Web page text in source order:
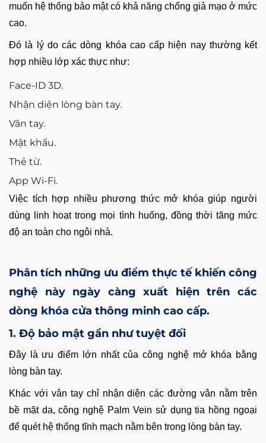
muốn hệ thống bảo mật có khả năng chống giả mạo ở mức
cao.
Đó là lý do các dòng khóa cao cấp hiện nay thường kết
hợp nhiều lớp xác thực như:
Face-ID 3D.
Nhận diện lòng bàn tay.
Vân tay.
Mật khẩu.
Thẻ từ.
App Wi-Fi.
Việc tích hợp nhiều phương thức mở khóa giúp người
dùng linh hoạt trong mọi tình huống, đồng thời tăng mức
độ an toàn cho ngôi nhà.
Phân tích những ưu điểm thực tế khiến công
nghệ này ngày càng xuất hiện trên các
dòng khóa cửa thông minh cao cấp.
1. Độ bảo mật gần như tuyệt đối
Đây là ưu điểm lớn nhất của công nghệ mở khóa bằng
lòng bàn tay.
Khác với vân tay chỉ nhận diện các đường vân nằm trên
bề mặt da, công nghệ Palm Vein sử dụng tia hồng ngoại
để quét hệ thống tĩnh mạch nằm bên trong lòng bàn tay.